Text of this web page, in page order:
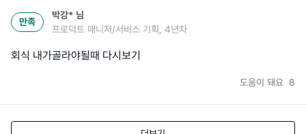
만족
박강* 님
프로덕트 매니저/서비스 기획, 4년차
회식 내가골라야될때 다시보기
도움이 돼요 8